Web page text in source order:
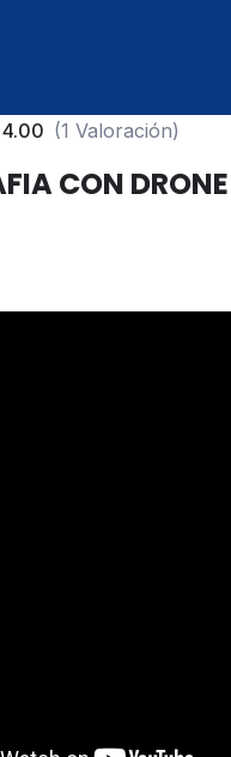
4.00 (1 Valoración)
CON DRONE